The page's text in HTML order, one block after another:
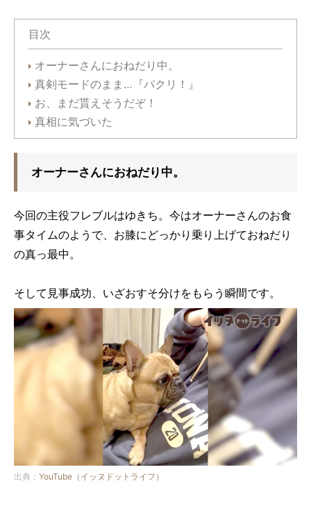
目次
オーナーさんにおねだり中。
真剣モードのまま…『パクリ！』
お、まだ貰えそうだぞ！
真相に気づいた
オーナーさんにおねだり中。
今回の主役フレブルはゆきち。今はオーナーさんのお食
事タイムのようで、お膝にどっかり乗り上げておねだり
の真っ最中。
そして見事成功、いざおすそ分けをもらう瞬間です。
出典： YouTube（イッヌドットライフ）